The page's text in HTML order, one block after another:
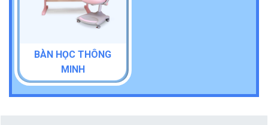
BÀN HỌC THÔNG
MINH